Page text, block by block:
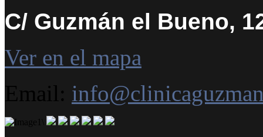
C/ Guzmán el Bueno,
Ver en el mapa
Email: